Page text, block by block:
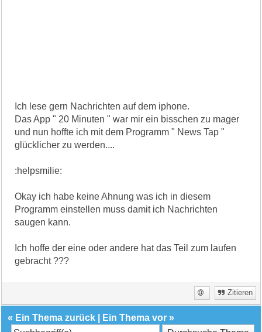
Ich lese gern Nachrichten auf dem iphone.
Das App " 20 Minuten " war mir ein bisschen zu mager
und nun hoffte ich mit dem Programm " News Tap "
glücklicher zu werden....
:helpsmilie:
Okay ich habe keine Ahnung was ich in diesem
Programm einstellen muss damit ich Nachrichten
saugen kann.
Ich hoffe der eine oder andere hat das Teil zum laufen
gebracht ???
Zitieren
« Ein Thema zurück Ein Thema vor »